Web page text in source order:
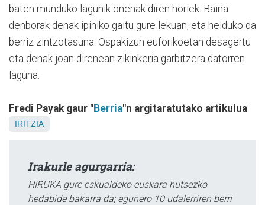
baten munduko lagunik onenak diren horiek. Baina
denborak denak ipiniko gaitu gure lekuan, eta helduko da
berriz zintzotasuna. Ospakizun euforikoetan desagertu
eta denak joan direnean zikinkeria garbitzera datorren
laguna.
Fredi Payak gaur "Berria"n argitaratutako artikulua
IRITZIA
Irakurle agurgarria:
HIRUKA gure eskualdeko euskara hutsezko
hedabide bakarra da; egunero 10 udalerriren berri